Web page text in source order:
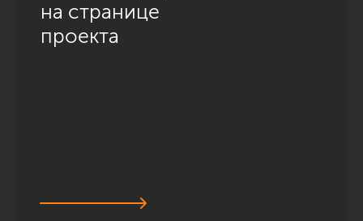
на странице
проекта